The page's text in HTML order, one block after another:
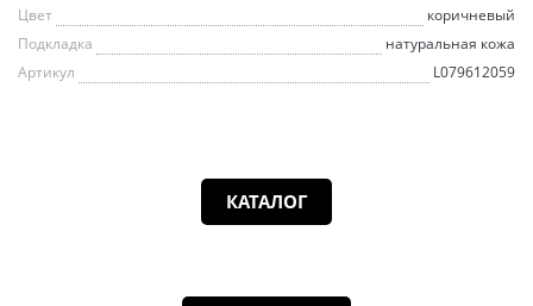
Цвет
коричневый
Подкладка
натуральная кожа
Артикул
L079612059
КАТАЛОГ